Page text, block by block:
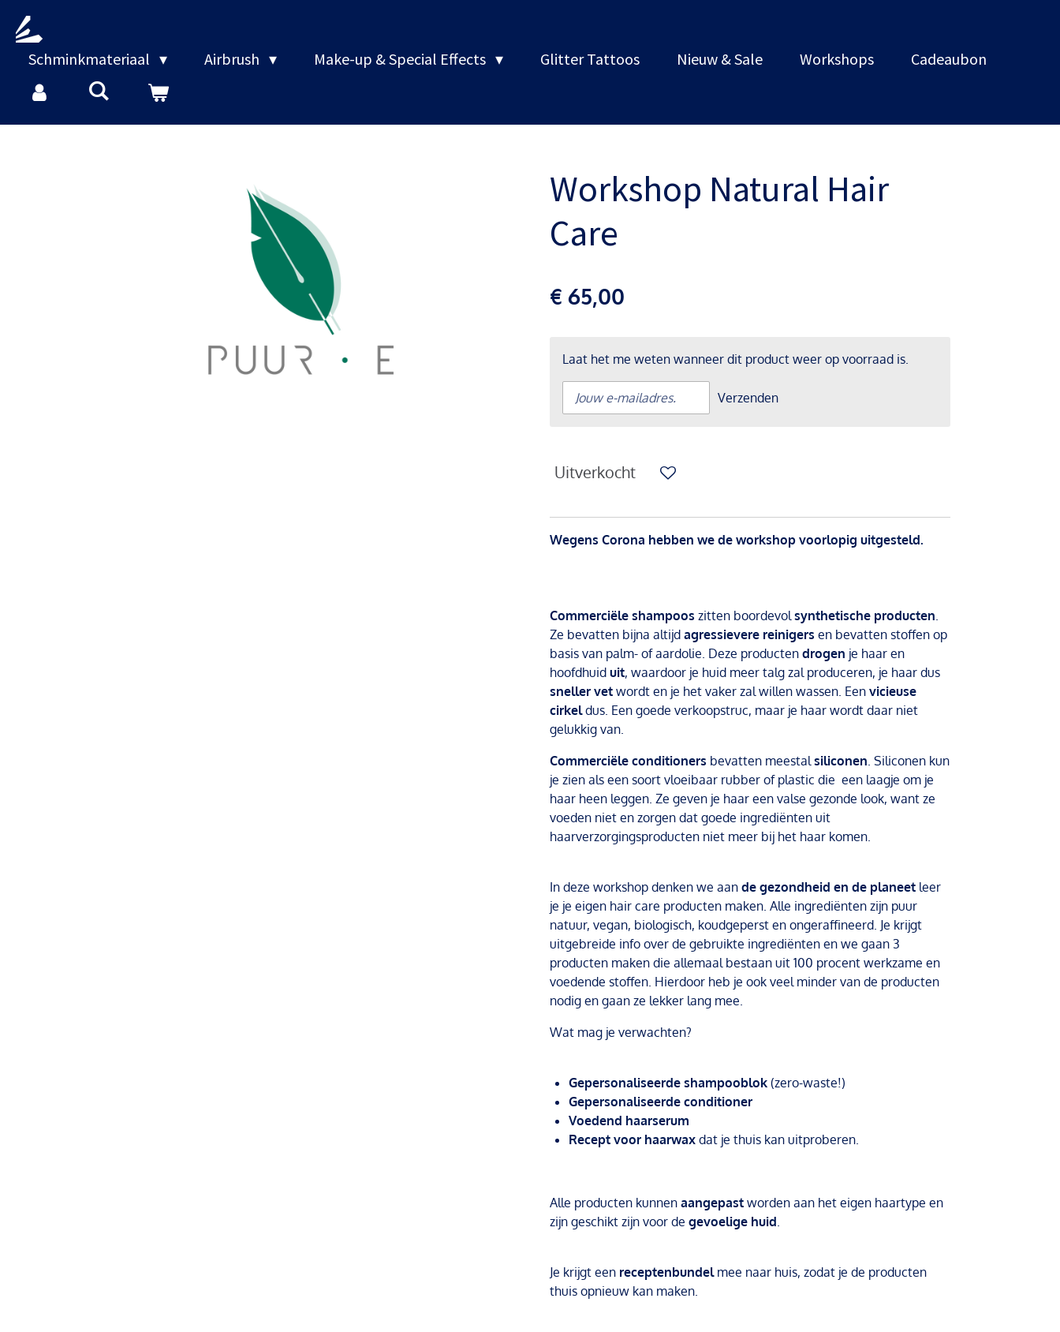
direct
naar
hoofdinhoud
Schminkmateriaal Airbrush Make-up & Special Effects Glitter Tattoos Nieuw & Sale Workshops Cadeaubon
Workshop Natural Hair
Care
€ 65,00
Laat het me weten wanneer dit product weer op voorraad is.
Verzenden
Uitverkocht
Wegens Corona hebben we de workshop voorlopig uitgesteld.
Commerciële shampoos zitten boordevolsynthetische producten.
Ze bevatten bijna altijd agressievere reinigers en bevatten stoffen op
basis van palm- of aardolie. Deze producten drogen je haar en
hoofdhuid uit, waardoor je huid meer talg zal produceren, je haar dus
sneller vet wordt en je het vaker zal willen wassen. Een vicieuse
cirkeldus. Een goede verkoopstruc, maar je haar wordt daar niet
gelukkig van.
Commerciële conditioners bevatten meestalsiliconen. Siliconen kun
je zien als een soort vloeibaar rubber of plastic die een laagje om je
haar heen leggen. Ze geven je haar een valse gezonde look, want ze
voeden niet en zorgen dat goede ingrediënten uit
haarverzorgingsproducten niet meer bij het haar komen.
In deze workshop denken we aan de gezondheid en de planeet leer
je je eigen hair care producten maken. Alle ingrediënten zijn puur
natuur, vegan, biologisch, koudgeperst en ongeraffineerd. Je krijgt
uitgebreide info over de gebruikte ingrediënten en we gaan 3
producten maken die allemaal bestaan uit 100 procent werkzame en
voedende stoffen. Hierdoor heb je ook veel minder van de producten
nodig en gaan ze lekker lang mee.
Wat mag je verwachten?
Gepersonaliseerde shampooblok (zero-waste!)
Gepersonaliseerde conditioner
Voedend haarserum
Recept voor haarwax dat je thuis kan uitproberen.
Alle producten kunnen aangepast worden aan het eigen haartype en
zijn geschikt zijn voor de gevoelige huid.
Je krijgt een receptenbundelmee naar huis, zodat je de producten
thuis opnieuw kan maken.